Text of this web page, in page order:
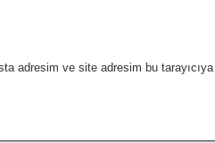
adresim ve site adresim bu tarayıcıya